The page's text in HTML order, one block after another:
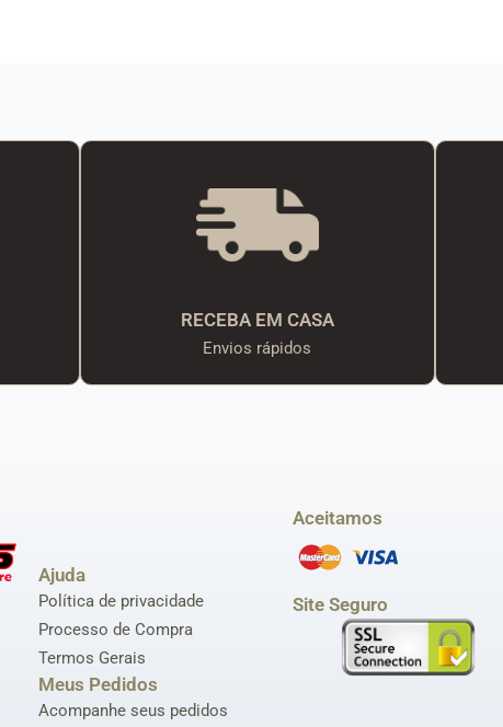
RECEBA EM CASA
Envios rápidos
Ajuda
Política de privacidade
Processo de Compra
Termos Gerais
Meus Pedidos
Acompanhe seus pedidos
Aceitamos
Site Seguro